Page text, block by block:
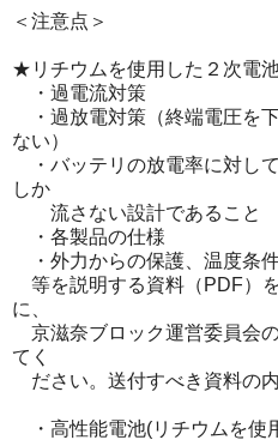
＜注意点＞
★リチウムを使用した２次電
・過電流対策
・過放電対策（終端電圧を
ない）
・バッテリの放電率に対し
しか
流さない設計であること
・各製品の仕様
・外力からの保護、温度条
等を説明する資料（PDF）
に、
京滋奈ブロック運営委員会
てく
ださい。送付すべき資料の
・高性能電池(リチウムを使